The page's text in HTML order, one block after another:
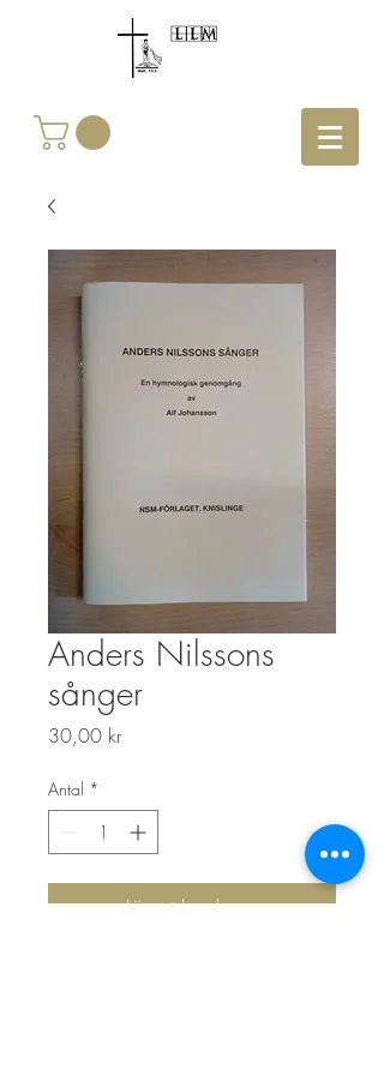
Anders Nilssons
sånger
30,00 krPris
Antal *
Lägg i kundvagn